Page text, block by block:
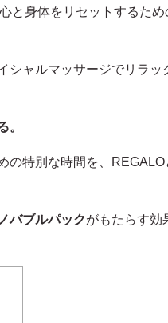
と身体をリセットするた
シャルマッサージでリラ
。
の特別な時間を、
バブルパックがもたらす効